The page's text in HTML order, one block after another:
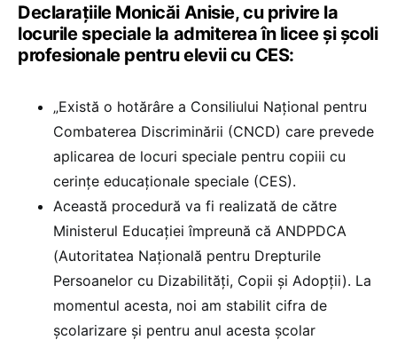
Declarațiile Monicăi Anisie, cu privire la
locurile speciale la admiterea în licee și școli
profesionale pentru elevii cu CES:
„Există o hotărâre a Consiliului Național pentru
Combaterea Discriminării (CNCD) care prevede
aplicarea de locuri speciale pentru copiii cu
cerințe educaționale speciale (CES).
Această procedură va fi realizată de către
Ministerul Educației împreună că ANDPDCA
(Autoritatea Națională pentru Drepturile
Persoanelor cu Dizabilități, Copii și Adopții). La
momentul acesta, noi am stabilit cifra de
școlarizare și pentru anul acesta școlar